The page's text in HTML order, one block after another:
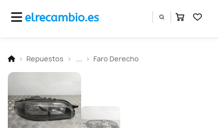
Repuestos Faro Derecho